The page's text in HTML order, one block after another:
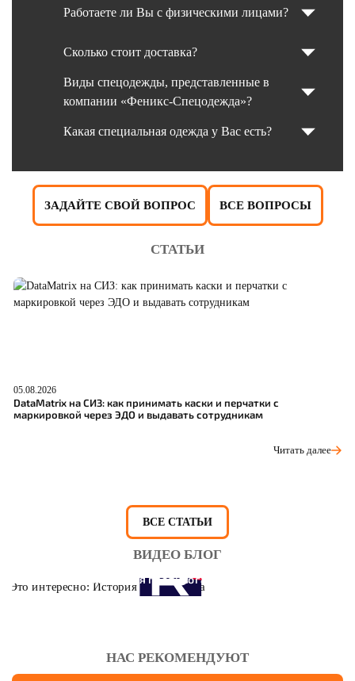
Работаете ли Вы с физическими лицами?
Сколько стоит доставка?
Виды спецодежды, представленные в
компании «Феникс-Спецодежда»?
Какая специальная одежда у Вас есть?
ЗАДАЙТЕ СВОЙ ВОПРОС ВСЕ ВОПРОСЫ
СТАТЬИ
05.08.2026
DataMatrix на СИЗ: как принимать каски и перчатки с
маркировкой через ЭДО и выдавать сотрудникам
Читать далее
ВСЕ СТАТЬИ
ВИДЕО БЛОГ
Это интересно: История противогаза
НАС РЕКОМЕНДУЮТ